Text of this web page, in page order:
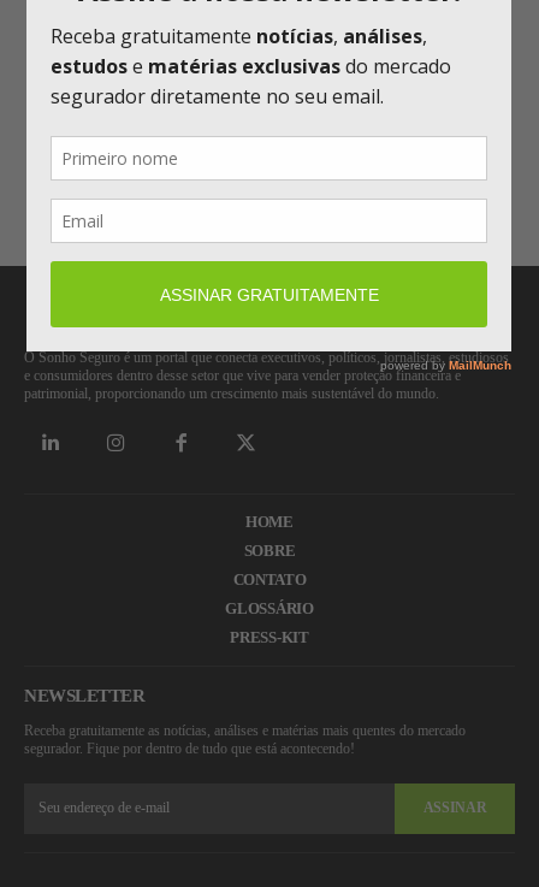
O Sonho Seguro é um portal que conecta executivos, políticos, jornalistas, estudiosos
e consumidores dentro desse setor que vive para vender proteção financeira e
patrimonial, proporcionando um crescimento mais sustentável do mundo.
HOME
SOBRE
CONTATO
GLOSSÁRIO
PRESS-KIT
NEWSLETTER
Receba gratuitamente as notícias, análises e matérias mais quentes do mercado
segurador. Fique por dentro de tudo que está acontecendo!
ASSINAR